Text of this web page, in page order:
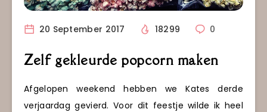
20 September 2017 18299 0
Zelf gekleurde popcorn maken
Afgelopen weekend hebben we Kates derde
verjaardag gevierd. Voor dit feestje wilde ik heel